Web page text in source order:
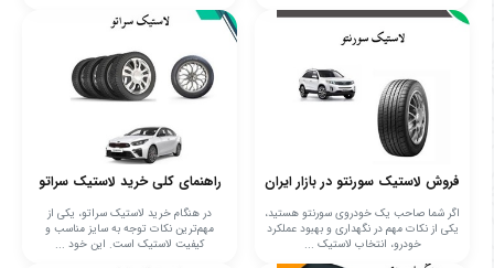
فروش لاستیک سورنتو در بازار ایران
اگر شما صاحب یک خودروی سورنتو هستید،
یکی از نکات مهم در نگهداری و بهبود عملکرد
خودرو، انتخاب لاستیک ...
راهنمای کلی خرید لاستیک سراتو
در هنگام خرید لاستیک سراتو، یکی از
مهم‌ترین نکات توجه به سایز مناسب و
کیفیت لاستیک است. این خود ...